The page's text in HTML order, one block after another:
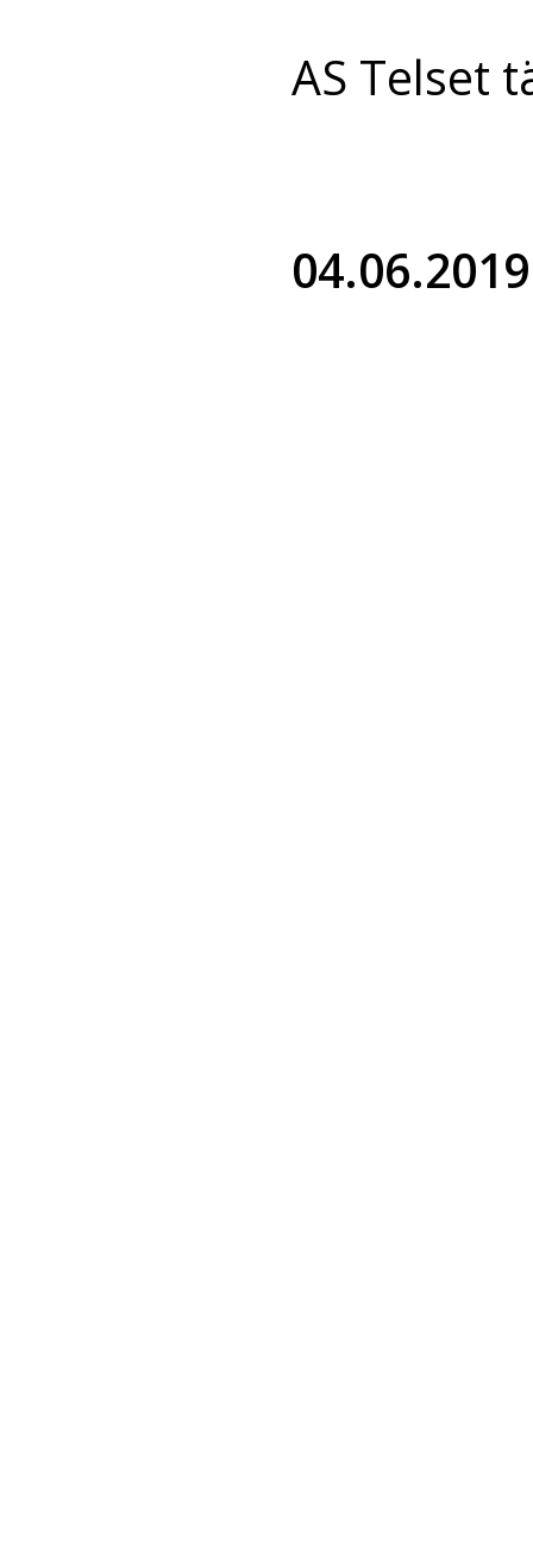
AS Telset
04.06.2019